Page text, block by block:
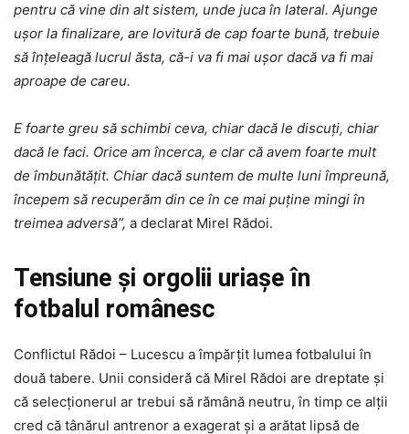
pentru că vine din alt sistem, unde juca în lateral. Ajunge
ușor la finalizare, are lovitură de cap foarte bună, trebuie
să înțeleagă lucrul ăsta, că-i va fi mai ușor dacă va fi mai
aproape de careu.
E foarte greu să schimbi ceva, chiar dacă le discuți, chiar
dacă le faci. Orice am încerca, e clar că avem foarte mult
de îmbunătățit. Chiar dacă suntem de multe luni împreună,
începem să recuperăm din ce în ce mai puține mingi în
treimea adversă”, a declarat Mirel Rădoi.
Tensiune și orgolii uriașe în
fotbalul românesc
Conflictul Rădoi – Lucescu a împărțit lumea fotbalului în
două tabere. Unii consideră că Mirel Rădoi are dreptate și
că selecționerul ar trebui să rămână neutru, în timp ce alții
cred că tânărul antrenor a exagerat și a arătat lipsă de